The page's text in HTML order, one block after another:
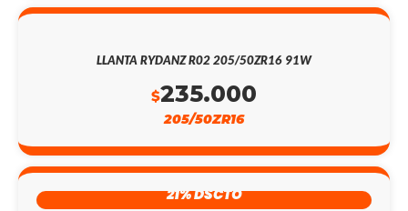
LLANTA RYDANZ R02 205/50ZR16 91W
$235.000
205/50ZR16
21% DSCTO